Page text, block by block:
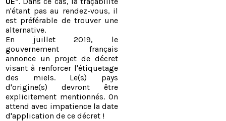
n'étant pas au rendez-vous, il
est préférable de trouver une
alternative.
En juillet 2019, le
gouvernement français
annonce un projet de décret
visant à renforcer l'étiquetage
des miels. Le(s) pays
d'origine(s) devront être
explicitement mentionnés. On
attend avec impatience la date
d'application de ce décret !